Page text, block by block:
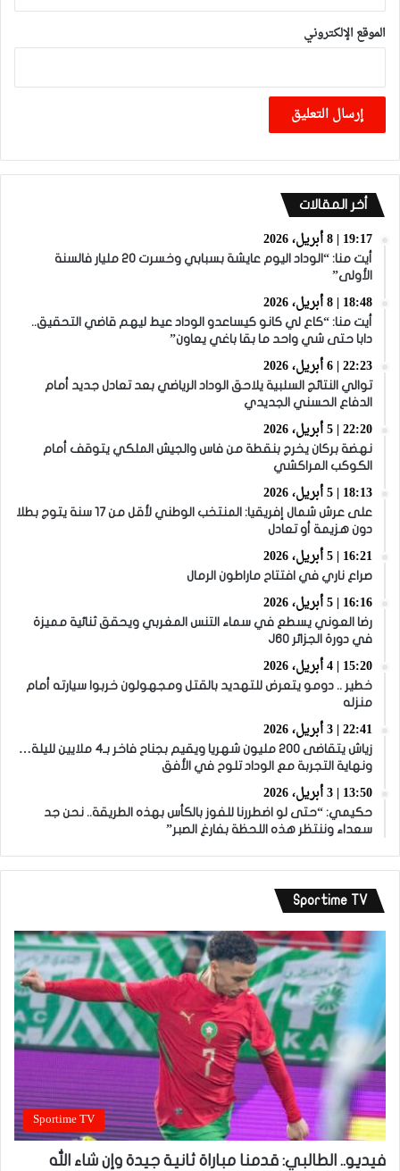
الموقع الإلكتروني
أخر المقالات
19:17 | 8 أبريل، 2026
أيت منا: “الوداد اليوم عايشة بسبابي وخسرت 20 مليار فالسنة
الأولى”
18:48 | 8 أبريل، 2026
أيت منا: “كاع لي كانو كيساعدو الوداد عيط ليهم قاضي التحقيق..
دابا حتى شي واحد ما بقا باغي يعاون”
22:23 | 6 أبريل، 2026
توالي النتائج السلبية يلاحق الوداد الرياضي بعد تعادل جديد أمام
الدفاع الحسني الجديدي
22:20 | 5 أبريل، 2026
نهضة بركان يخرج بنقطة من فاس والجيش الملكي يتوقف أمام
الكوكب المراكشي
18:13 | 5 أبريل، 2026
على عرش شمال إفريقيا: المنتخب الوطني لأقل من 17 سنة يتوج بطلا
دون هزيمة أو تعادل
16:21 | 5 أبريل، 2026
صراع ناري في افتتاح ماراطون الرمال
16:16 | 5 أبريل، 2026
رضا العوني يسطع في سماء التنس المغربي ويحقق ثنائية مميزة
في دورة الجزائر J60
15:20 | 4 أبريل، 2026
خطير .. دومو يتعرض للتهديد بالقتل ومجهولون خربوا سيارته أمام
منزله
22:41 | 3 أبريل، 2026
زياش يتقاضى 200 مليون شهريا ويقيم بجناح فاخر بـ4 ملايين لليلة…
ونهاية التجربة مع الوداد تلوح في الأفق
13:50 | 3 أبريل، 2026
حكيمي: “حتى لو اضطررنا للفوز بالكأس بهذه الطريقة.. نحن جد
سعداء وننتظر هذه اللحظة بفارغ الصبر”
Sportime TV
Sportime TV
فيديو.. الطالبي: قدمنا مباراة ثانية جيدة وإن شاء الله